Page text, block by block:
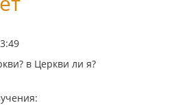
в Церкви ли я?